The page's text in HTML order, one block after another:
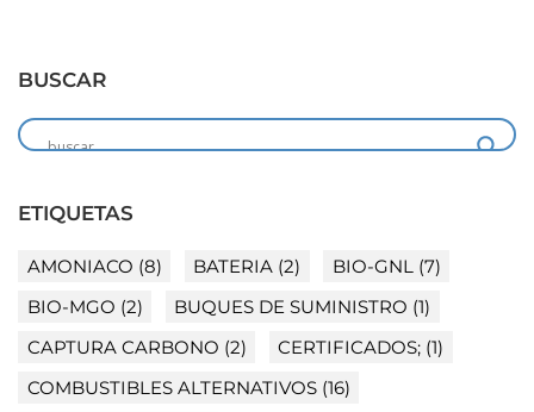
BUSCAR
ETIQUETAS
AMONIACO (8) BATERIA (2) BIO-GNL(7)
BIO-MGO (2) BUQUES DE SUMINISTRO (1)
CAPTURA CARBONO (2) CERTIFICADOS; (1)
COMBUSTIBLES ALTERNATIVOS(16)